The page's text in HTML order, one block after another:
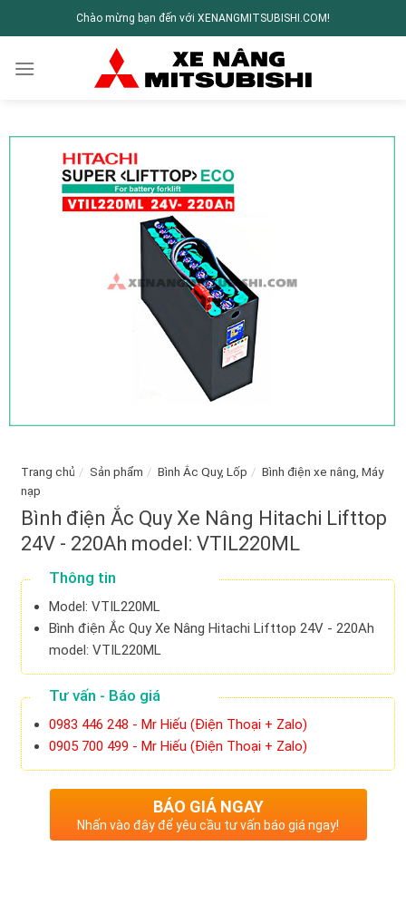
Chào mừng bạn đến với XENANGMITSUBISHI.COM!
Trang chủ / Sản phẩm / Bình Ắc Quy, Lốp / Bình điện xe nâng, Máy
nạp
Bình điện Ắc Quy Xe Nâng Hitachi Lifttop
24V - 220Ah model: VTIL220ML
Thông tin
Model: VTIL220ML
Bình điện Ắc Quy Xe Nâng Hitachi Lifttop 24V - 220Ah
model: VTIL220ML
Tư vấn - Báo giá
0983 446 248 - Mr Hiếu (Điện Thoại + Zalo)
0905 700 499 - Mr Hiếu (Điện Thoại + Zalo)
BÁO GIÁ NGAY
Nhấn vào đây để yêu cầu tư vấn báo giá ngay!